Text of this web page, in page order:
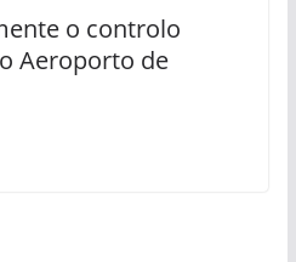
o controlo
Aeroporto de